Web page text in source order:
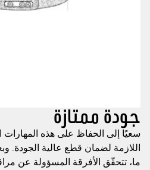
جودة ممتازة
سعيًا إلى الحفاظ على هذه المهارات
اللازمة لضمان قطع عالية الجودة.
ما، تتحقّق الأفرقة المسؤولة عن